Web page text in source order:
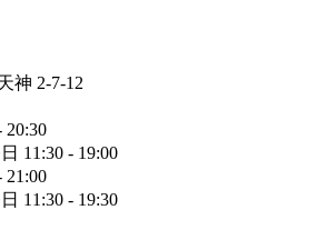
神 2-7-12
20:30
- 19:00
21:00
- 19:30